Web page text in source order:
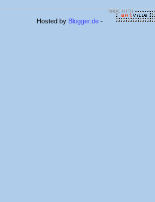
Hosted by Blogger.de -